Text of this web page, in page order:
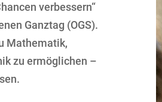
verbessern“
Ganztag (OGS).
Mathematik,
zu ermöglichen –